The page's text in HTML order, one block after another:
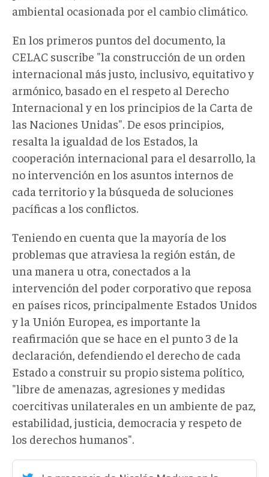
ambiental ocasionada por el cambio climático.
En los primeros puntos del documento, la
CELAC suscribe "la construcción de un orden
internacional más justo, inclusivo, equitativo y
armónico, basado en el respeto al Derecho
Internacional y en los principios de la Carta de
las Naciones Unidas". De esos principios,
resalta la igualdad de los Estados, la
cooperación internacional para el desarrollo, la
no intervención en los asuntos internos de
cada territorio y la búsqueda de soluciones
pacíficas a los conflictos.
Teniendo en cuenta que la mayoría de los
problemas que atraviesa la región están, de
una manera u otra, conectados a la
intervención del poder corporativo que reposa
en países ricos, principalmente Estados Unidos
y la Unión Europea, es importante la
reafirmación que se hace en el punto 3 de la
declaración, defendiendo el derecho de cada
Estado a construir su propio sistema político,
"libre de amenazas, agresiones y medidas
coercitivas unilaterales en un ambiente de paz,
estabilidad, justicia, democracia y respeto de
los derechos humanos".